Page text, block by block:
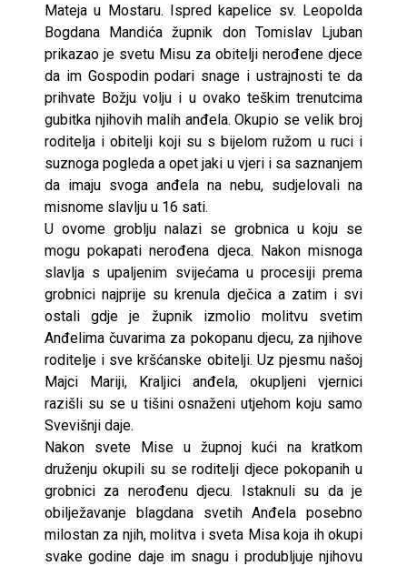
Mateja u Mostaru. Ispred kapelice sv. Leopolda
Bogdana Mandića župnik don Tomislav Ljuban
prikazao je svetu Misu za obitelji nerođene djece
da im Gospodin podari snage i ustrajnosti te da
prihvate Božju volju i u ovako teškim trenutcima
gubitka njihovih malih anđela. Okupio se velik broj
roditelja i obitelji koji su s bijelom ružom u ruci i
suznoga pogleda a opet jaki u vjeri i sa saznanjem
da imaju svoga anđela na nebu, sudjelovali na
misnome slavlju u 16 sati.
U ovome groblju nalazi se grobnica u koju se
mogu pokapati nerođena djeca. Nakon misnoga
slavlja s upaljenim svijećama u procesiji prema
grobnici najprije su krenula dječica a zatim i svi
ostali gdje je župnik izmolio molitvu svetim
Anđelima čuvarima za pokopanu djecu, za njihove
roditelje i sve kršćanske obitelji. Uz pjesmu našoj
Majci Mariji, Kraljici anđela, okupljeni vjernici
razišli su se u tišini osnaženi utjehom koju samo
Svevišnji daje.
Nakon svete Mise u župnoj kući na kratkom
druženju okupili su se roditelji djece pokopanih u
grobnici za nerođenu djecu. Istaknuli su da je
obilježavanje blagdana svetih Anđela posebno
milostan za njih, molitva i sveta Misa koja ih okupi
svake godine daje im snagu i produbljuje njihovu